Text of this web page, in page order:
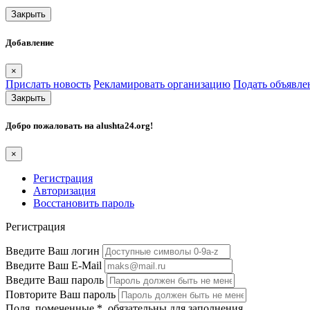
Закрыть
Добавление
×
Прислать новость Рекламировать организацию Подать
Закрыть
Добро пожаловать на alushta24.org!
×
Регистрация
Авторизация
Восстановить пароль
Регистрация
Введите Ваш логин
Введите Ваш E-Mail
Введите Ваш пароль
Повторите Ваш пароль